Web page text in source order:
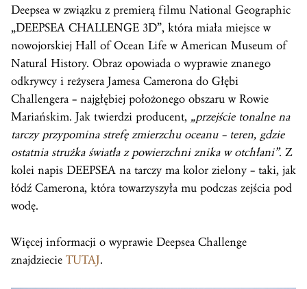
Deepsea w związku z premierą filmu National Geographic
„DEEPSEA CHALLENGE 3D”, która miała miejsce w
nowojorskiej Hall of Ocean Life w American Museum of
Natural History. Obraz opowiada o wyprawie znanego
odkrywcy i reżysera Jamesa Camerona do Głębi
Challengera – najgłębiej położonego obszaru w Rowie
Mariańskim. Jak twierdzi producent, „przejście tonalne na
tarczy przypomina strefę zmierzchu oceanu – teren, gdzie
ostatnia strużka światła z powierzchni znika w otchłani”. Z
kolei napis DEEPSEA na tarczy ma kolor zielony – taki, jak
łódź Camerona, która towarzyszyła mu podczas zejścia pod
wodę.
Więcej informacji o wyprawie Deepsea Challenge
znajdziecie TUTAJ.